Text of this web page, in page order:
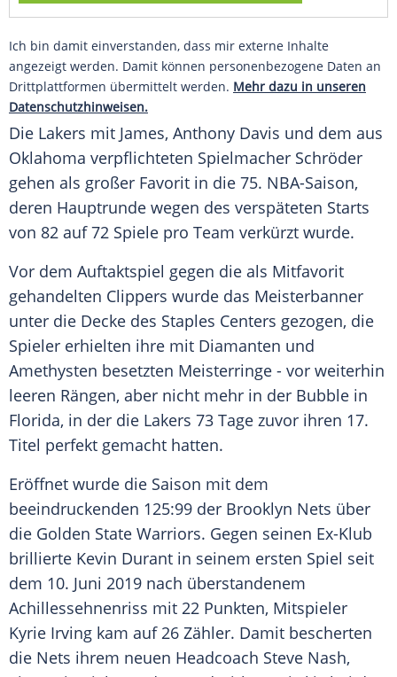
Ich bin damit einverstanden, dass mir externe Inhalte
angezeigt werden. Damit können personenbezogene Daten an
Drittplattformen übermittelt werden. Mehr dazu in unseren
Datenschutzhinweisen.
Die Lakers mit James, Anthony Davis und dem aus
Oklahoma verpflichteten Spielmacher Schröder
gehen als großer Favorit in die 75. NBA-Saison,
deren Hauptrunde wegen des verspäteten Starts
von 82 auf 72 Spiele pro Team verkürzt wurde.
Vor dem Auftaktspiel gegen die als Mitfavorit
gehandelten Clippers wurde das Meisterbanner
unter die Decke des Staples Centers gezogen, die
Spieler erhielten ihre mit Diamanten und
Amethysten besetzten Meisterringe - vor weiterhin
leeren Rängen, aber nicht mehr in der Bubble in
Florida, in der die Lakers 73 Tage zuvor ihren 17.
Titel perfekt gemacht hatten.
Eröffnet wurde die Saison mit dem
beeindruckenden 125:99 der Brooklyn Nets über
die Golden State Warriors. Gegen seinen Ex-Klub
brillierte Kevin Durant in seinem ersten Spiel seit
dem 10. Juni 2019 nach überstandenem
Achillessehnenriss mit 22 Punkten, Mitspieler
Kyrie Irving kam auf 26 Zähler. Damit bescherten
die Nets ihrem neuen Headcoach Steve Nash,